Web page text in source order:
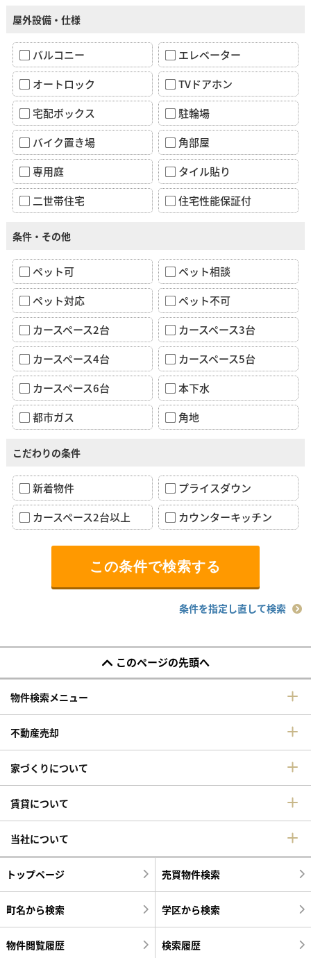
屋外設備・仕様
バルコニー
エレベーター
オートロック
TVドアホン
宅配ボックス
駐輪場
バイク置き場
角部屋
専用庭
タイル貼り
二世帯住宅
住宅性能保証付
条件・その他
ペット可
ペット相談
ペット対応
ペット不可
カースペース2台
カースペース3台
カースペース4台
カースペース5台
カースペース6台
本下水
都市ガス
角地
こだわりの条件
新着物件
プライスダウン
カースペース2台以上
カウンターキッチン
条件を指定し直して検索
このページの先頭へ
物件検索メニュー
不動産売却
家づくりについて
賃貸について
当社について
トップページ 売買物件検索
町名から検索 学区から検索
物件閲覧履歴 検索履歴